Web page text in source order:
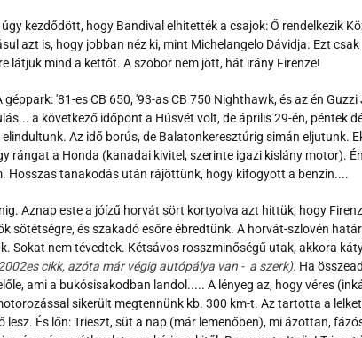
kezdődött, hogy Bandival elhitették a csajok: Ő rendelkezik
azt is, hogy jobban néz ki, mint Michelangelo Dávidja. Ezt csak
látjuk mind a kettőt. A szobor nem jött, hát irány Firenze!
'81-es CB 650, '93-as CB 750 Nighthawk, és az én
a következő időpont a Húsvét volt, de április 29-én, péntek
Az idő borús, de Balatonkeresztúrig simán eljutunk.
rángat a Honda (kanadai kivitel, szerinte igazi kislány motor).
Hosszas tanakodás után rájöttünk, hogy kifogyott a benzin....
Aznap este a jóízű horvát sört kortyolva azt hittük, hogy
sötétségre, és szakadó esőre ébredtünk. A horvát-szlovén
Sokat nem tévedtek. Kétsávos rosszminőségű utak, akkora
cikk, azóta már végig autópálya van - a szerk). Ha
ami a bukósisakodban landol..... A lényeg az, hogy véres
sikerült megtennünk kb. 300 km-t. Az tartotta a
És lőn: Trieszt, süt a nap (már lemenőben), mi ázottan,